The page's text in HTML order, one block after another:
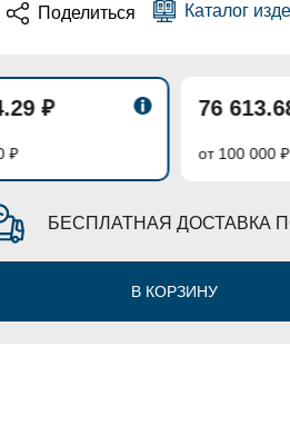
Поделиться Каталог
₽
₽
76
от 100 000 ₽
БЕСПЛАТНАЯ ДОСТАВКА
В КОРЗИНУ